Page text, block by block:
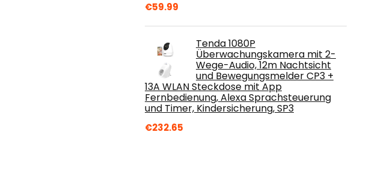
€59.99
Tenda 1080P
Überwachungskamera mit 2-
Wege-Audio, 12m Nachtsicht
und Bewegungsmelder CP3 +
13A WLAN Steckdose mit App
Fernbedienung, Alexa Sprachsteuerung
und Timer, Kindersicherung, SP3
€232.65